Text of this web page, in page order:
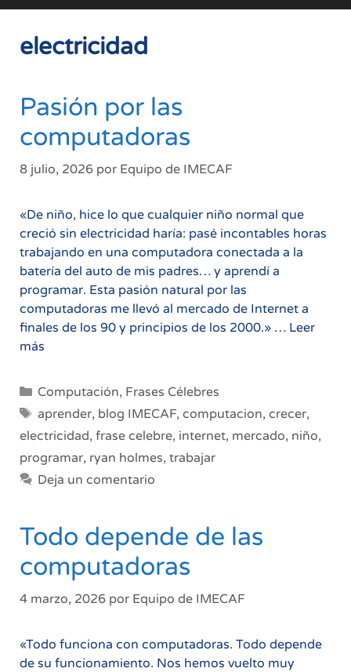
contenido
electricidad
Pasión por las
computadoras
8 julio, 2026 por Equipo de IMECAF
«De niño, hice lo que cualquier niño normal que
creció sin electricidad haría: pasé incontables horas
trabajando en una computadora conectada a la
batería del auto de mis padres… y aprendí a
programar. Esta pasión natural por las
computadoras me llevó al mercado de Internet a
finales de los 90 y principios de los 2000.» … Leer
más
las
computadoras
Categorías
Computación, Frases Célebres
Etiquetas
aprender, blog IMECAF, computacion, crecer,
electricidad, frase celebre, internet, mercado, niño,
programar, ryan holmes, trabajar
Deja un comentario
Todo depende de las
computadoras
4 marzo, 2026 por Equipo de IMECAF
«Todo funciona con computadoras. Todo depende
de su funcionamiento. Nos hemos vuelto muy